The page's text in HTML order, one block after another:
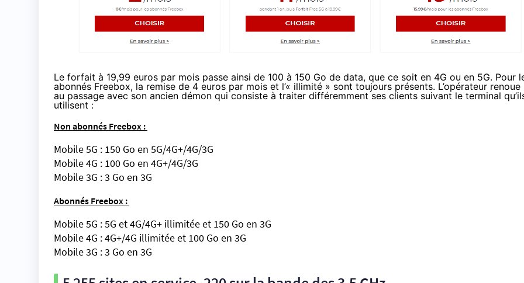
Le forfait à 19,99 euros par mois passe ainsi de 100 à 150 Go de data, que ce soit en 4G ou en 5G. Pour
abonnés Freebox, la remise de 4 euros par mois et l’« illimité » sont toujours présents. L’opérateur renoue
au passage avec son ancien démon qui consiste à traiter différemment ses clients suivant le terminal
utilisent :
Non abonnés Freebox :
Mobile 5G : 150 Go en 5G/4G+/4G/3G
Mobile 4G : 100 Go en 4G+/4G/3G
Mobile 3G : 3 Go en 3G
Abonnés Freebox :
Mobile 5G : 5G et 4G/4G+ illimitée et 150 Go en 3G
Mobile 4G : 4G+/4G illimitée et 100 Go en 3G
Mobile 3G : 3 Go en 3G